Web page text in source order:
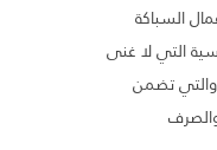
السباكة
التي لا غنى
والتي تضمن